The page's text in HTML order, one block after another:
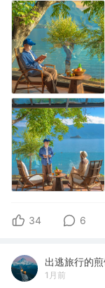
34 6
出逃旅行的
1月前